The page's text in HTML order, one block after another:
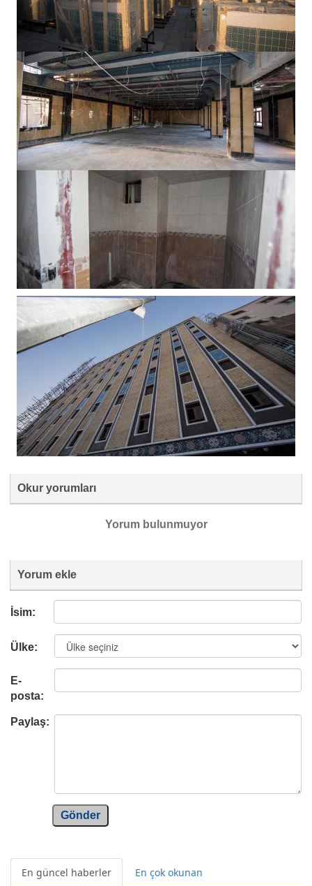
Okur yorumları
Yorum bulunmuyor
Yorum ekle
İsim:
Ülke:
E-
posta:
Paylaş:
Gönder
En güncel haberler En çok okunan